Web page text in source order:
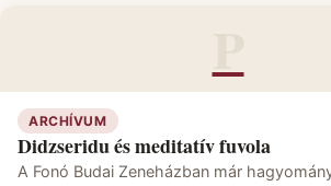
ARCHÍVUM
Didzseridu és meditatív fuvola
A Fonó Budai Zeneházban már